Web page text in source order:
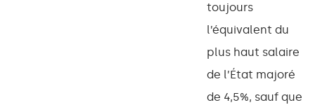
toujours
l’équivalent du
plus haut salaire
de l’État majoré
de 4,5%, sauf que